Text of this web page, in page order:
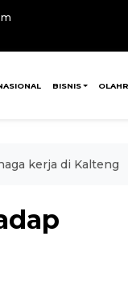
BISNIS
kerja di Kalteng